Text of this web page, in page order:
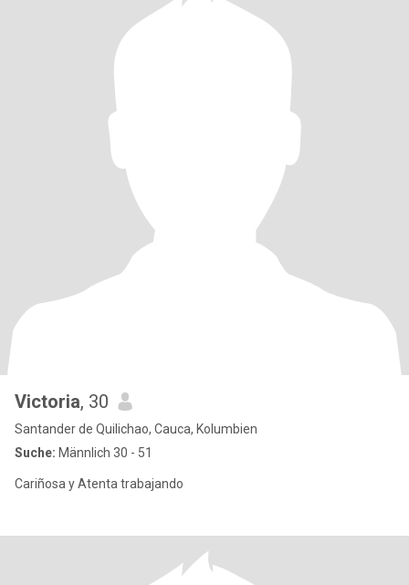
Victoria, 30
Santander de Quilichao, Cauca, Kolumbien
Suche: Männlich 30 - 51
Cariñosa y Atenta trabajando